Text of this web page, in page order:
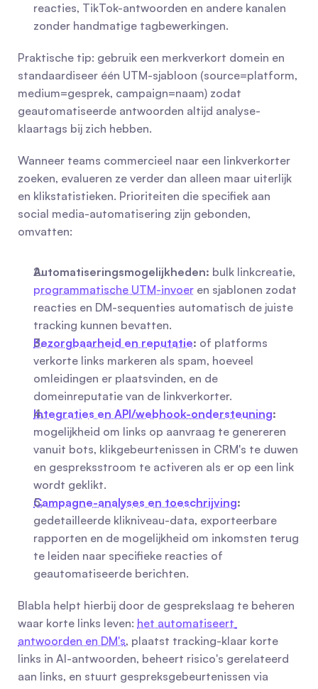
reacties, TikTok-antwoorden en andere kanalen
zonder handmatige tagbewerkingen.
Praktische tip: gebruik een merkverkort domein en
standaardiseer één UTM-sjabloon (source=platform,
medium=gesprek, campaign=naam) zodat
geautomatiseerde antwoorden altijd analyse-
klaartags bij zich hebben.
Wanneer teams commercieel naar een linkverkorter
zoeken, evalueren ze verder dan alleen maar uiterlijk
en klikstatistieken. Prioriteiten die specifiek aan
social media-automatisering zijn gebonden,
omvatten:
Automatiseringsmogelijkheden:
programmatische UTM-invoer en sjablonen zodat
reacties en DM-sequenties automatisch de juiste
tracking kunnen bevatten.
Bezorgbaarheid en reputatie: of platforms
verkorte links markeren als spam, hoeveel
omleidingen er plaatsvinden, en de
domeinreputatie van de linkverkorter.
Integraties en API/webhook-ondersteuning:
mogelijkheid om links op aanvraag te genereren
vanuit bots, klikgebeurtenissen in CRM's te duwen
en gespreksstroom te activeren als er op een link
wordt geklikt.
Campagne-analyses en toeschrijving:
gedetailleerde klikniveau-data, exporteerbare
rapporten en de mogelijkheid om inkomsten terug
te leiden naar specifieke reacties of
geautomatiseerde berichten.
Blabla helpt hierbij door de gesprekslaag te beheren
waar korte links leven: het automatiseert
antwoorden en DM's, plaatst tracking-klaar korte
links in AI-antwoorden, beheert risico's gerelateerd
aan links, en stuurt gespreksgebeurtenissen via